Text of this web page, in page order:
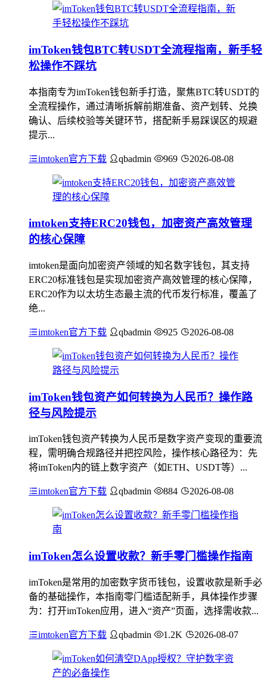
imToken钱包BTC转USDT全流程指南，新手轻
松操作不踩坑
本指南专为imToken钱包新手打造，聚焦BTC转USDT的
全流程操作，通过清晰拆解前期准备、资产划转、兑换
确认、后续校验等关键环节，搭配新手易踩误区的规避
提示...
imtoken官方下载 qbadmin 969 2026-08-08
imtoken支持ERC20钱包，加密资产高效管理
的核心保障
imtoken是面向加密资产领域的知名数字钱包，其支持
ERC20标准钱包是实现加密资产高效管理的核心保障，
ERC20作为以太坊生态最主流的代币发行标准，覆盖了
绝...
imtoken官方下载 qbadmin 925 2026-08-08
imToken钱包资产如何转换为人民币？操作路
径与风险提示
imToken钱包资产转换为人民币是数字资产变现的重要流
程，需明确合规路径并把控风险，操作核心路径为：先
将imToken内的链上数字资产（如ETH、USDT等）...
imtoken官方下载 qbadmin 884 2026-08-08
imToken怎么设置收款？新手零门槛操作指南
imToken是常用的加密数字货币钱包，设置收款是新手必
备的基础操作，本指南零门槛适配新手，具体操作步骤
为：打开imToken应用，进入“资产”页面，选择需收款...
imtoken官方下载 qbadmin 1.2K 2026-08-07